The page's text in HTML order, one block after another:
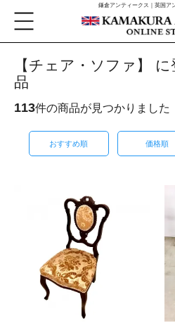
鎌倉アンティークス｜英国ア
【チェア・ソファ】
品
113件の商品が見つかりました
おすすめ順 価格順